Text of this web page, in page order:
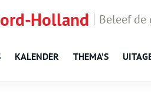
Holland Beleef de
KALENDER THEMA’S